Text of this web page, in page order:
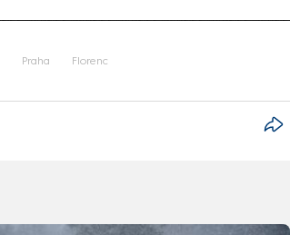
Praha Florenc